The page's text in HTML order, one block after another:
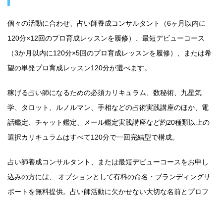
個々の活動に合わせ、占い師養成コンサルタント（6ヶ月以内に
120分×12回のプロ育成レッスンを履修）、最短デビューコース
（3か月以内に120分×5回のプロ育成レッスンを履修）、または希
望の単発プロ育成レッスン120分が選べます。
稼げる占い師になるための必須カリキュラム、数秘術、九星気
学、タロット、ルノルマン、手相などの占術実践講座のほか、電
話鑑定、チャット鑑定、メール鑑定実践講座など約20種類以上の
選択カリキュラムはすべて120分で一回完結型で構成。
占い師養成コンサルタント、または最短デビューコースをお申し
込みの方には、 オプションとして有料の命名・ブランディングサ
ポートを無料提供。占い師活動に欠かせない大切な名前とプロフ